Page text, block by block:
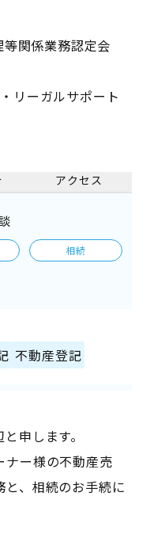
等関係業務認定会
リーガルサポート
アクセス
相続
不動産登記
申します。
ナー様の不動産売
、相続のお手続に